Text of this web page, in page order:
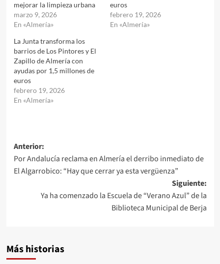
mejorar la limpieza urbana
marzo 9, 2026
En «Almería»
euros
febrero 19, 2026
En «Almería»
La Junta transforma los
barrios de Los Pintores y El
Zapillo de Almería con
ayudas por 1,5 millones de
euros
febrero 19, 2026
En «Almería»
Navegación
de
entradas
Anterior:
Por Andalucía reclama en Almería el derribo inmediato de
El Algarrobico: “Hay que cerrar ya esta vergüenza”
Siguiente:
Ya ha comenzado la Escuela de “Verano Azul” de la
Biblioteca Municipal de Berja
Más historias